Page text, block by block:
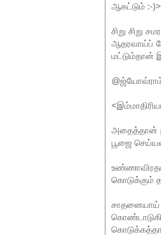
ஆகட்டும் :-)>
சிறு சிறு
ஆதரவாய்ப்
மட்டும்தான்
@ஜ்யோவ்ராம்
அதைத்தான்
பூஜை
கொடுக்கும்
சாதனையாய்